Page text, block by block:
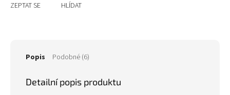
ZEPTAT SE HLÍDAT
Popis Podobné (6)
Detailní popis produktu